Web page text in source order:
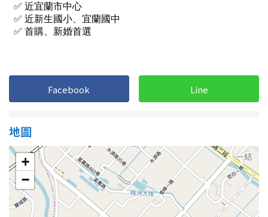
金門連江
1樓
格局
不拘
Facebook Line
地圖
+
−